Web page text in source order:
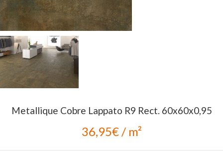
Metallique Cobre Lappato R9 Rect. 60x60x0,95
36,95€ / m²